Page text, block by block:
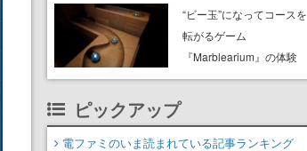
始。悩みを持ったお客様
と会話を交わし“本当に望
んでる髪型”を見つけ出す
“ビー玉”になってコースを
転がるゲーム
『Marblearium』の体験
版がSteamで本日8月7日
ピックアップ
電ファミのいま読まれている記事ランキング